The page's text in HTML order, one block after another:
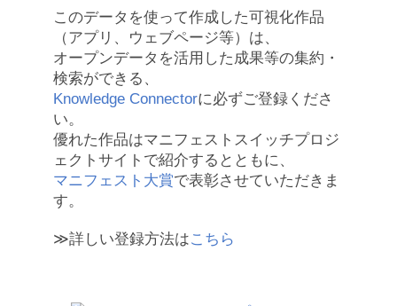
このデータを使って作成した可視化作品
（アプリ、ウェブページ等）は、
オープンデータを活用した成果等の集約・
検索ができる、
Knowledge Connectorに必ずご登録くださ
い。
優れた作品はマニフェストスイッチプロジ
ェクトサイトで紹介するとともに、
マニフェスト大賞で表彰させていただきま
す。
≫詳しい登録方法はこちら